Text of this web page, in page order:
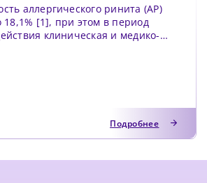
аллергического ринита (АР)
18,1% [1], при этом в период
клиническая и медико-
Подробнее